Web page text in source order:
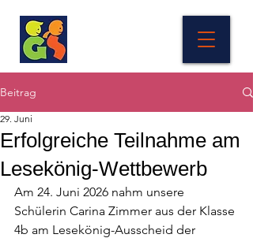
Beitrag
Erfolgreiche Teilnahme am
Lesekönig-Wettbewerb
29. Juni
Am 24. Juni 2026 nahm unsere
Schülerin Carina Zimmer aus der Klasse
4b am Lesekönig-Ausscheid der